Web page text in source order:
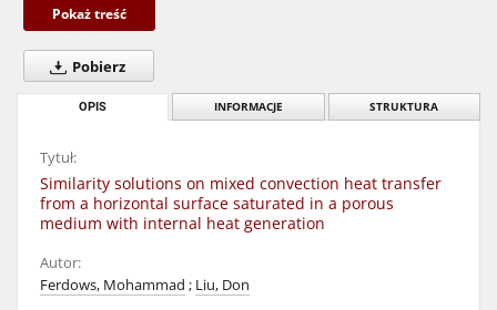
Pokaż treść
Pobierz
OPIS INFORMACJE STRUKTURA
Tytuł:
Similarity solutions on mixed convection heat transfer
from a horizontal surface saturated in a porous
medium with internal heat generation
Autor:
Ferdows, Mohammad ; Liu, Don